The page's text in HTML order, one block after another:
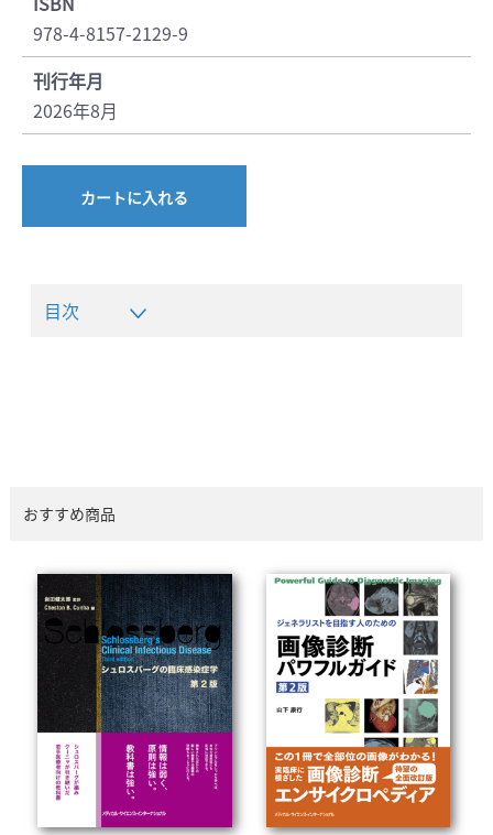
978-4-8157-2129-9
刊行年月
2026年8月
カートに入れる
目次
おすすめ商品